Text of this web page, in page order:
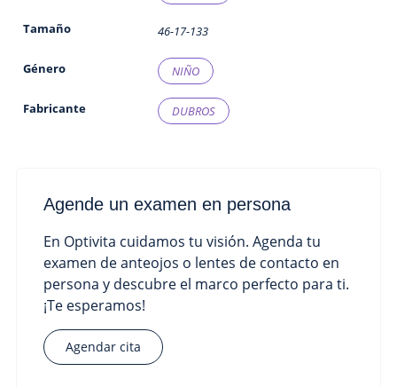
Tamaño 46-17-133
Género NIÑO
Fabricante DUBROS
Agende un examen en persona
En Optivita cuidamos tu visión. Agenda tu
examen de anteojos o lentes de contacto en
persona y descubre el marco perfecto para ti.
¡Te esperamos!
Agendar cita